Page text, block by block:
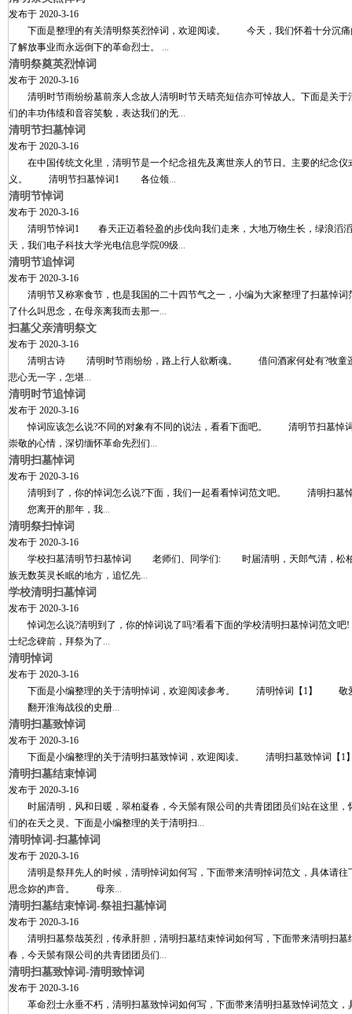
发布于 2020-3-16
下面是整理的有关清明祭英烈悼词，欢迎阅读。 今天，我们怀着十分沉痛的
了解放事业而永远倒下的革命烈士。 ...
清明祭奠英烈悼词
发布于 2020-3-16
清明时节雨纷纷墓前亲人念故人清明时节天晴亮短信亦可悼故人。下面是关
们的丰功伟绩和音容笑貌，表达我们的无...
清明节扫墓悼词
发布于 2020-3-16
在中国传统文化里，清明节是一个纪念祖先及离世亲人的节日。主要的纪念仪
义。 清明节扫墓悼词1 各位领...
清明节悼词
发布于 2020-3-16
清明节悼词1 春天正迈着轻盈的步伐向我们走来，大地万物生长，绿浪
天，我们电子科技大学光电信息学院09级...
清明节追悼词
发布于 2020-3-16
清明节又称寒食节，也是我国的二十四节气之一，小编为大家整理了扫墓
了什么叫思念，在母亲离我而去那一...
扫墓父亲清明祭文
发布于 2020-3-16
清明古诗 清明时节雨纷纷，路上行人欲断魂。 借问酒家何处有?牧
悲心无一字，怎堪...
清明时节追悼词
发布于 2020-3-16
悼词应该怎么说?不同的对象有不同的说法，看看下面吧。 清明节扫墓悼
崇敬的心情，深切缅怀革命先烈们...
清明扫墓悼词
发布于 2020-3-16
清明到了，你的悼词怎么说?下面，我们一起看看悼词范文吧。 清明扫墓
您离开的那年，我...
清明祭扫悼词
发布于 2020-3-16
学校扫墓清明节扫墓悼词 老师们、同学们: 时届清明，天郎气清，松柏
族无数英灵长眠的地方，追忆先...
学校清明扫墓悼词
发布于 2020-3-16
悼词怎么说?清明到了，你的悼词说了吗?看看下面的学校清明扫墓悼词
士纪念碑前，拜祭为了 ...
清明悼词
发布于 2020-3-16
下面是小编整理的关于清明悼词，欢迎阅读参考。 清明悼词【1】 敬爱
翻开淮海战役的史册...
清明扫墓致悼词
发布于 2020-3-16
下面是小编整理的关于清明扫墓致悼词，欢迎阅读。 清明扫墓致悼词【1
清明扫墓结束悼词
发布于 2020-3-16
时届清明，风和日暖，翠柏凝春，今天鬃有限公司的共青团团员们站在这里，
们的在天之灵。下面是小编整理的关于清明扫...
清明悼词-扫墓悼词
发布于 2020-3-16
清明是祭拜先人的时候，清明悼词如何写，下面带来清明悼词范文，具体
思念妳的声音。 母亲...
清明扫墓结束悼词-祭祖扫墓悼词
发布于 2020-3-16
清明扫墓祭哉英烈，传承肝胆，清明扫墓结束悼词如何写，下面带来清明
春，今天鬃有限公司的共青团团员们...
清明扫墓致悼词-清明致悼词
发布于 2020-3-16
革命烈士永垂不朽，清明扫墓致悼词如何写，下面带来清明扫墓致悼词范